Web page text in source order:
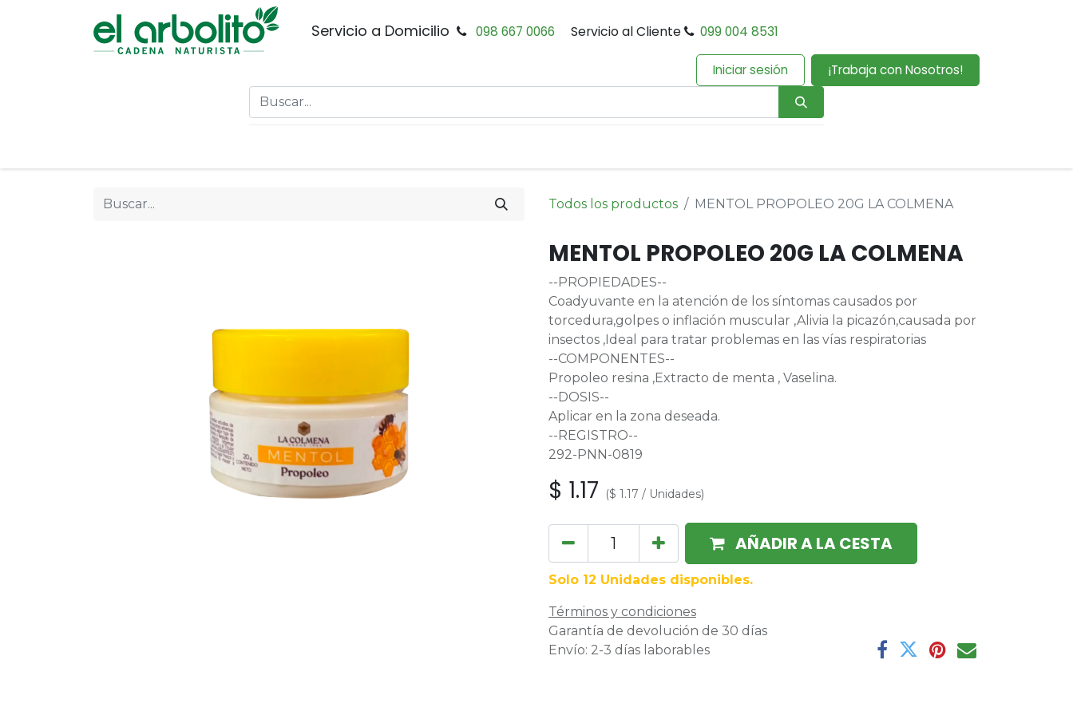
Servicio a Domicilio 098 667 0066 Servicio al Cliente 099 004 8531
Iniciar sesión ¡Trabaja con Nosotros!
Todos los productos MENTOL PROPOLEO 20G LA COLMENA
MENTOL PROPOLEO 20G LA COLMENA
--PROPIEDADES--
Coadyuvante en la atención de los síntomas causados por
torcedura,golpes o inflación muscular ,Alivia la picazón,causada por
insectos ,Ideal para tratar problemas en las vías respiratorias
--COMPONENTES--
Propoleo resina ,Extracto de menta , Vaselina.
--DOSIS--
Aplicar en la zona deseada.
--REGISTRO--
292-PNN-0819
$ 1.17 ($ 1.17 / Unidades)
AÑADIR A LA CESTA
Solo 12 Unidades disponibles.
Términos y condiciones
Garantía de devolución de 30 días
Envío: 2-3 días laborables